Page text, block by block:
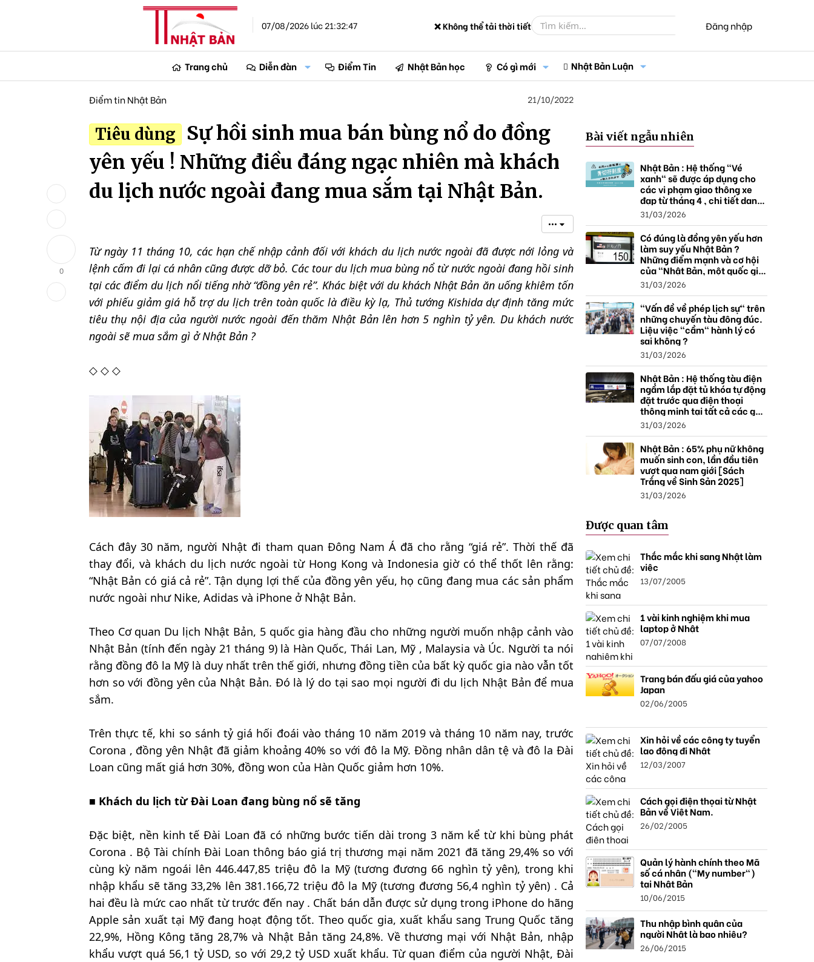
07/08/2026 lúc 21:32:47 ❌ Không thể tải thời tiết Đăng nhập
Trang chủ Diễn đàn Điểm Tin Nhật Bản học Có gì mới Nhật Bản Luận
0
Điểm tin Nhật Bản 21/10/2022
Tiêu dùng
Sự hồi sinh mua bán bùng nổ do đồng
yên yếu ! Những điều đáng ngạc nhiên mà khách
du lịch nước ngoài đang mua sắm tại Nhật Bản.
•••
Từ ngày 11 tháng 10, các hạn chế nhập cảnh đối với khách du lịch nước ngoài đã được nới lỏng và
lệnh cấm đi lại cá nhân cũng được dỡ bỏ. Các tour du lịch mua bùng nổ từ nước ngoài đang hồi sinh
tại các điểm du lịch nổi tiếng nhờ “đồng yên rẻ”. Khác biệt với du khách Nhật Bản ăn uống khiêm tốn
với phiếu giảm giá hỗ trợ du lịch trên toàn quốc là điều kỳ lạ, Thủ tướng Kishida dự định tăng mức
tiêu thụ nội địa của người nước ngoài đến thăm Nhật Bản lên hơn 5 nghìn tỷ yên. Du khách nước
ngoài sẽ mua sắm gì ở Nhật Bản ?
◇ ◇ ◇
Cách đây 30 năm, người Nhật đi tham quan Đông Nam Á đã cho rằng “giá rẻ”. Thời thế đã
thay đổi, và khách du lịch nước ngoài từ Hong Kong và Indonesia giờ có thể thốt lên rằng:
“Nhật Bản có giá cả rẻ”. Tận dụng lợi thế của đồng yên yếu, họ cũng đang mua các sản phẩm
nước ngoài như Nike, Adidas và iPhone ở Nhật Bản.
Theo Cơ quan Du lịch Nhật Bản, 5 quốc gia hàng đầu cho những người muốn nhập cảnh vào
Nhật Bản (tính đến ngày 21 tháng 9) là Hàn Quốc, Thái Lan, Mỹ , Malaysia và Úc. Người ta nói
rằng đồng đô la Mỹ là duy nhất trên thế giới, nhưng đồng tiền của bất kỳ quốc gia nào vẫn tốt
hơn so với đồng yên của Nhật Bản. Đó là lý do tại sao mọi người đi du lịch Nhật Bản để mua
sắm.
Trên thực tế, khi so sánh tỷ giá hối đoái vào tháng 10 năm 2019 và tháng 10 năm nay, trước
Corona , đồng yên Nhật đã giảm khoảng 40% so với đô la Mỹ. Đồng nhân dân tệ và đô la Đài
Loan cũng mất giá hơn 30%, đồng won của Hàn Quốc giảm hơn 10%.
■ Khách du lịch từ Đài Loan đang bùng nổ sẽ tăng
Đặc biệt, nền kinh tế Đài Loan đã có những bước tiến dài trong 3 năm kể từ khi bùng phát
Corona . Bộ Tài chính Đài Loan thông báo giá trị thương mại năm 2021 đã tăng 29,4% so với
cùng kỳ năm ngoái lên 446.447,85 triệu đô la Mỹ (tương đương 66 nghìn tỷ yên), trong khi
nhập khẩu sẽ tăng 33,2% lên 381.166,72 triệu đô la Mỹ (tương đương 56,4 nghìn tỷ yên) . Cả
hai đều là mức cao nhất từ trước đến nay . Chất bán dẫn được sử dụng trong iPhone do hãng
Apple sản xuất tại Mỹ đang hoạt động tốt. Theo quốc gia, xuất khẩu sang Trung Quốc tăng
22,9%, Hồng Kông tăng 28,7% và Nhật Bản tăng 24,8%. Về thương mại với Nhật Bản, nhập
khẩu vượt quá 56,1 tỷ USD, so với 29,2 tỷ USD xuất khẩu. Từ quan điểm của người Nhật, Đài
Bài viết ngẫu nhiên
Nhật Bản : Hệ thống "Vé
xanh" sẽ được áp dụng cho
các vi phạm giao thông xe
đạp từ tháng 4 , chi tiết danh
sách và mức xử phạt.
31/03/2026
Có đúng là đồng yên yếu hơn
làm suy yếu Nhật Bản ?
Những điểm mạnh và cơ hội
của "Nhật Bản, một quốc gia
thặng dư".
31/03/2026
"Vấn đề về phép lịch sự" trên
những chuyến tàu đông đúc.
Liệu việc "cầm" hành lý có
sai không ?
31/03/2026
Nhật Bản : Hệ thống tàu điện
ngầm lắp đặt tủ khóa tự động
đặt trước qua điện thoại
thông minh tại tất cả các ga ,
mở rộng mạng lưới do nhu
cầu tăng.
31/03/2026
Nhật Bản : 65% phụ nữ không
muốn sinh con, lần đầu tiên
vượt qua nam giới [Sách
Trắng về Sinh Sản 2025]
31/03/2026
Được quan tâm
Thắc mắc khi sang Nhật làm
việc
13/07/2005
1 vài kinh nghiệm khi mua
laptop ở Nhật
07/07/2008
Trang bán đấu giá của yahoo
Japan
02/06/2005
Xin hỏi về các công ty tuyển
lao động đi Nhật
12/03/2007
Cách gọi điện thọai từ Nhật
Bản về Việt Nam.
26/02/2005
Quản lý hành chính theo Mã
số cá nhân ("My number")
tại Nhật Bản
10/06/2015
Thu nhập bình quân của
người Nhật là bao nhiêu?
26/06/2015